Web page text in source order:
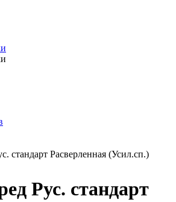
стандарт Расверленная (Усил.сп.)
Рус. стандарт